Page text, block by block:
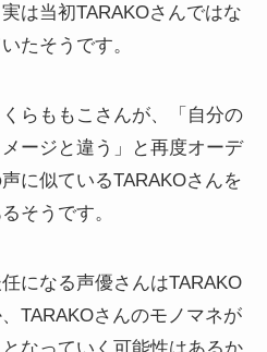
は当初TARAKOさんではな
たそうです。
らももこさんが、「自分の
ージと違う」と再度オーデ
に似ているTARAKOさんを
そうです。
になる声優さんはTARAKO
TARAKOさんのモノマネが